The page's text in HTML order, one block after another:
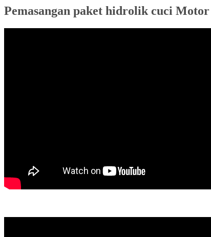
Pemasangan paket hidrolik cuci Motor